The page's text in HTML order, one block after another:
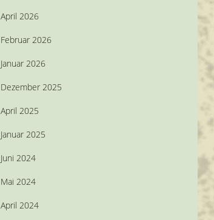
April 2026
Februar 2026
Januar 2026
Dezember 2025
April 2025
Januar 2025
Juni 2024
Mai 2024
April 2024